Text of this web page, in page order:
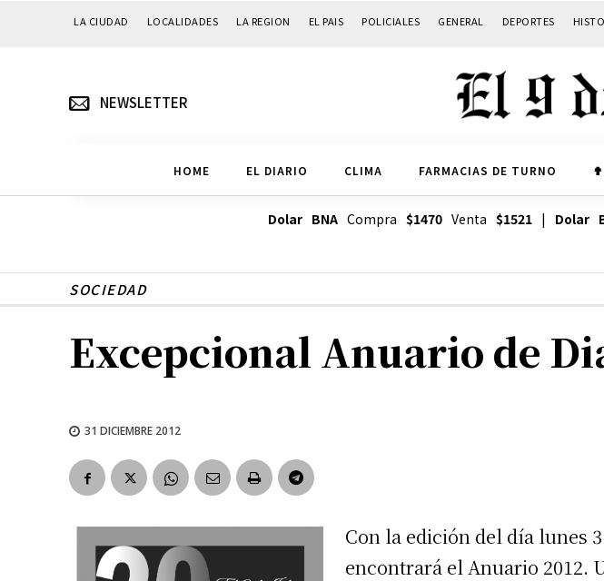
LA CIUDAD LOCALIDADES LA REGION EL PAIS POLICIALES GENERAL DEPORTES
NEWSLETTER
HOME EL DIARIO CLIMA FARMACIAS DE TURNO ✟
Dolar BNACompra $1470Venta $1521| Dolar
SOCIEDAD
Excepcional Anuario de
31 DICIEMBRE 2012
Con la edición del día lunes
encontrará el Anuario 2012.